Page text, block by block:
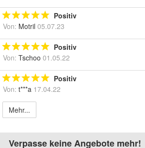
Positiv
Von: Motril 05.07.23
Positiv
Von: Tschoo 01.05.22
Positiv
Von: t***a 17.04.22
Mehr...
Verpasse keine Angebote mehr!